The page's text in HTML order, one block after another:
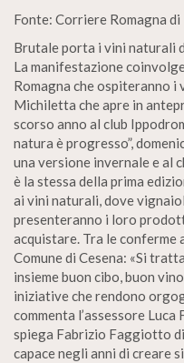
Fonte: Corriere Romagna
Brutale porta i vini naturali
La manifestazione
Romagna che ospiteranno
Michiletta che apre in
scorso anno al club
natura è progresso”,
una versione invernale e al
è la stessa della prima
ai vini naturali, dove
presenteranno i loro
acquistare. Tra le conferme
Comune di Cesena: «Si
insieme buon cibo, buon
iniziative che rendono
commenta l’assessore
spiega Fabrizio Faggiotto
capace negli anni di creare